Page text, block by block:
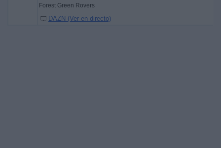
Forest Green Rovers
DAZN (Ver en directo)